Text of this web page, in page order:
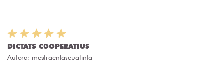
DICTATS COOPERATIUS
Autora: mestraenlaseuatinta